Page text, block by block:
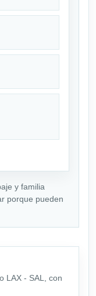
y familia
porque pueden
LAX - SAL, con